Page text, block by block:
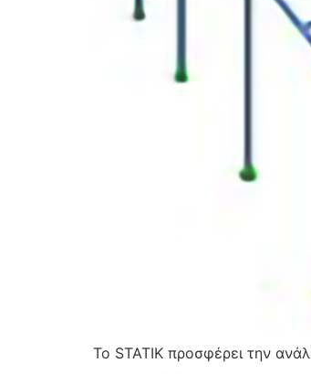
Το STATIK προσφέρει την